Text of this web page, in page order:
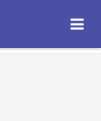
ОТКРЫТЬ